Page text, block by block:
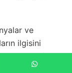
ve
ilgisini
Spotify